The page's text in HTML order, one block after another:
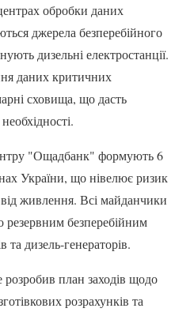
обробки даних
джерела безперебійного
дизельні електростанції.
даних критичних
сховища, що дасть
"Ощадбанк" формують 6
України, що нівелює ризик
живлення. Всі майданчики
резервним безперебійним
та дизель-генераторів.
план заходів щодо
розрахунків та